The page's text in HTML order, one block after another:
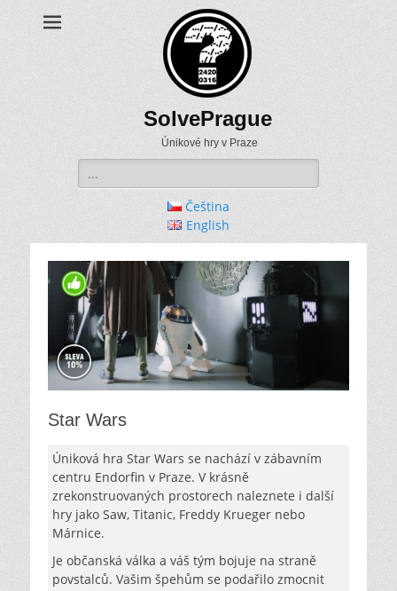
SolvePrague
Únikové hry v Praze
for:
Čeština
English
Star Wars
Úniková hra Star Wars se nachází v zábavním
centru Endorfin v Praze. V krásně
zrekonstruovaných prostorech naleznete i další
hry jako Saw, Titanic, Freddy Krueger nebo
Márnice.
Je občanská válka a váš tým bojuje na straně
povstalců. Vašim špehům se podařilo zmocnit